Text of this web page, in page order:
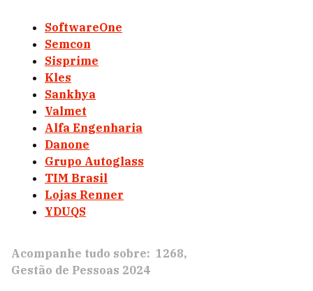
SoftwareOne
Semcon
Sisprime
Kles
Sankhya
Valmet
Alfa Engenharia
Danone
Grupo Autoglass
TIM Brasil
Lojas Renner
YDUQS
Acompanhe tudo sobre: 1268
Gestão de Pessoas 2024